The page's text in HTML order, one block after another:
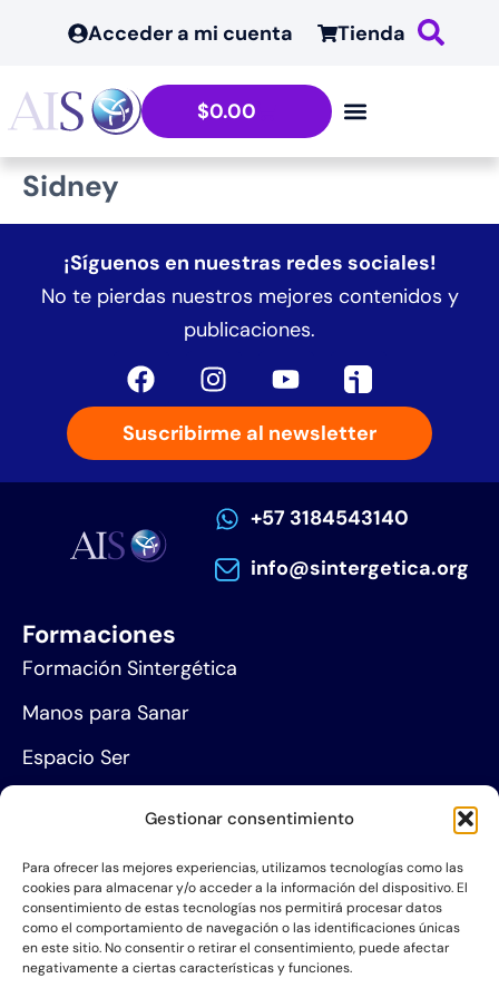
Gestionar consentimiento
Para ofrecer las mejores experiencias, utilizamos tecnologías como las
cookies para almacenar y/o acceder a la información del dispositivo. El
consentimiento de estas tecnologías nos permitirá procesar datos
como el comportamiento de navegación o las identificaciones únicas
en este sitio. No consentir o retirar el consentimiento, puede afectar
negativamente a ciertas características y funciones.
contenido
Acceder a mi cuenta Tienda
$0.00
Sidney
¡Síguenos en nuestras redes sociales!
No te pierdas nuestros mejores contenidos y
publicaciones.
Suscribirme al newsletter
+57 3184543140
info@sintergetica.org
Formaciones
Formación Sintergética
Manos para Sanar
Espacio Ser
Proyección social
Hazte socio
Grupos de Servicio